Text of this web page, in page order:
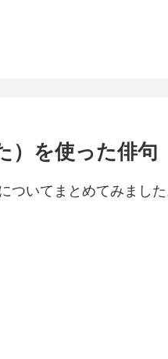
）を使った俳句
ついてまとめてみました